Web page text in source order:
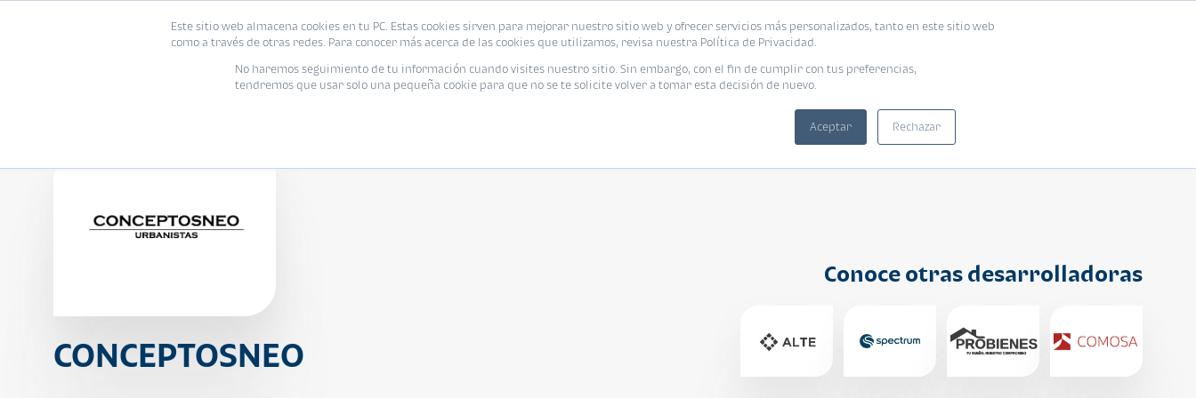
Este sitio web almacena cookies en tu PC. Estas cookies sirven para mejorar nuestro sitio web y ofrecer servicios más personalizados, tanto en este sitio web
como a través de otras redes. Para conocer más acerca de las cookies que utilizamos, revisa nuestra Política de Privacidad.
No haremos seguimiento de tu información cuando visites nuestro sitio. Sin embargo, con el fin de cumplir con tus preferencias,
tendremos que usar solo una pequeña cookie para que no se te solicite volver a tomar esta decisión de nuevo.
Aceptar Rechazar
CONCEPTOSNEO
Conoce otras desarrolladoras
Viviendas Eventos Promociones Blog Encuentra tu vivienda ideal